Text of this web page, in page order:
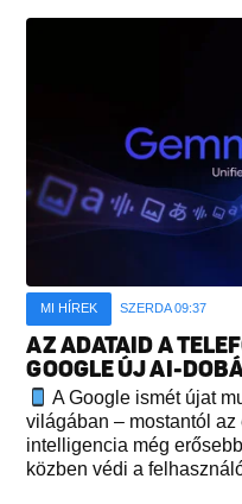
MI HÍREK SZERDA 09:37
AZ ADATAID A
GOOGLE ÚJ AI-
A Google ismét újat
világában – mostantól
intelligencia még
közben védi a